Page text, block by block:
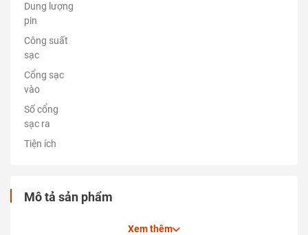
Dung lượng
pin
Công suất
sạc
Cổng sạc
vào
Số cổng
sạc ra
Tiện ích
Mô tả sản phẩm
Xem thêm